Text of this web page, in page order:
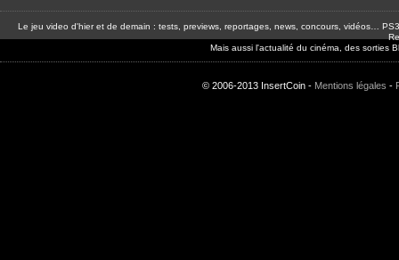
Le jeu video d'hier et de demain : tests, previews, reportages, news, concours, vidéos…
Mais aussi l'actualité du cinéma, des sorties
© 2006-2013 InsertCoin - Mentions légales -